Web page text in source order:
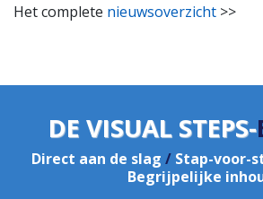
Het complete nieuwsoverzicht >>
DE VISUAL STEPS-
Direct aan de slag /Stap-voor-
Begrijpelijke